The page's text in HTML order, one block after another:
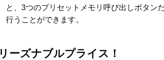
と、3つのプリセットメモリ呼び出しボタン
行うことができます。
リーズナブルプライス！